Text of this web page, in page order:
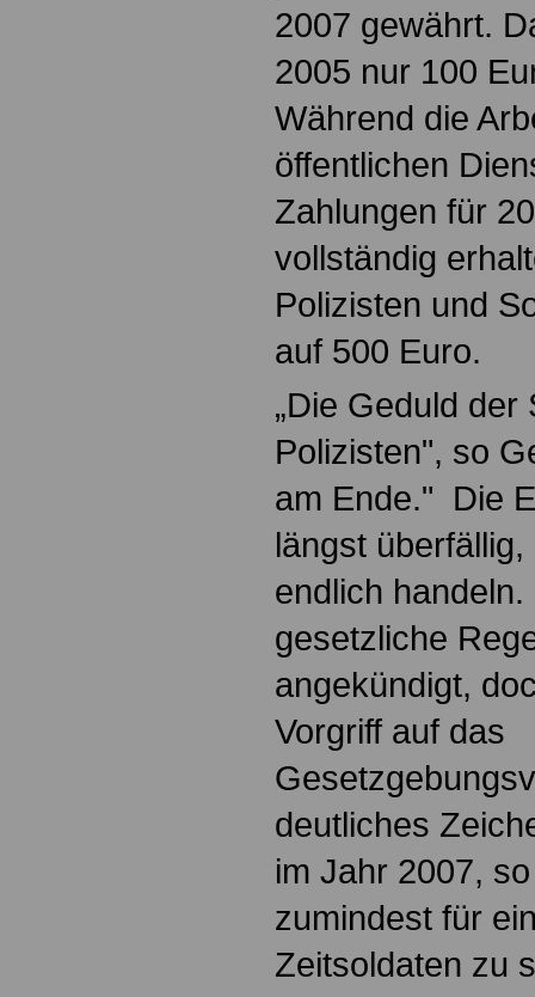
2007 gewährt.
2005 nur 100
Während die
öffentlichen
Zahlungen für
vollständig
Polizisten und
auf 500 Euro.
„Die Geduld der
Polizisten", so
am Ende." Die
längst
endlich
gesetzliche
angekündigt,
Vorgriff auf das
deutliches
im Jahr 2007,
zumindest für
Zeitsoldaten zu